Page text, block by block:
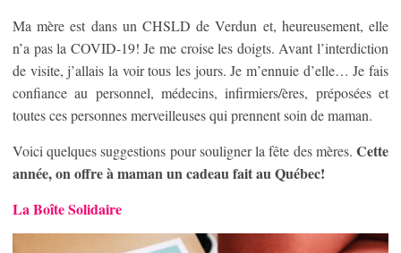
Ma mère est dans un CHSLD de Verdun et, heureusement, elle
n’a pas la COVID-19! Je me croise les doigts. Avant l’interdiction
de visite, j’allais la voir tous les jours. Je m’ennuie d’elle… Je fais
confiance au personnel, médecins, infirmiers/ères, préposées et
toutes ces personnes merveilleuses qui prennent soin de maman.
Voici quelques suggestions pour souligner la fête des mères. Cette
année, on offre à maman un cadeau fait au Québec!
La Boîte Solidaire